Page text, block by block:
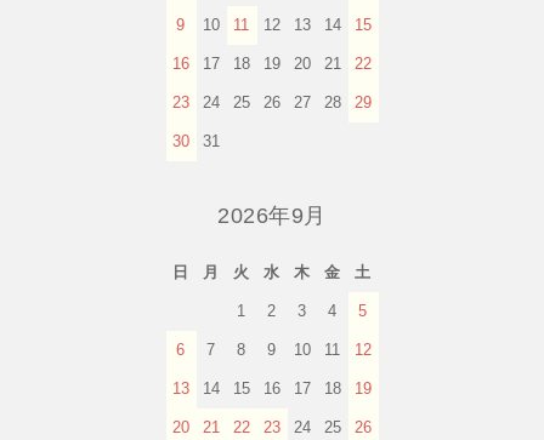
9 10 11 12 13 14 15
16 17 18 19 20 21 22
23 24 25 26 27 28 29
30 31
2026年9月
日 月 火 水 木 金 土
1 2 3 4 5
6 7 8 9 10 11 12
13 14 15 16 17 18 19
20 21 22 23 24 25 26